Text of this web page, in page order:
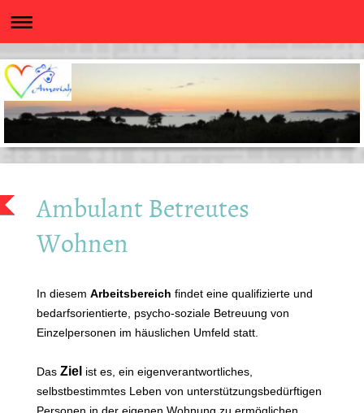
Ambulant Betreutes
Wohnen
In diesem Arbeitsbereich findet eine qualifizierte und
bedarfsorientierte, psycho-soziale Betreuung von
Einzelpersonen im häuslichen Umfeld statt.
Das Ziel ist es, ein eigenverantwortliches,
selbstbestimmtes Leben von unterstützungsbedürftigen